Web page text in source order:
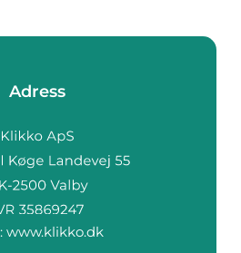
Adress
www.klikko.dk